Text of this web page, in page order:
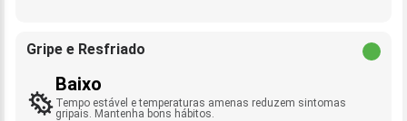
Gripe e Resfriado
Baixo
Tempo estável e temperaturas amenas reduzem sintomas
gripais. Mantenha bons hábitos.